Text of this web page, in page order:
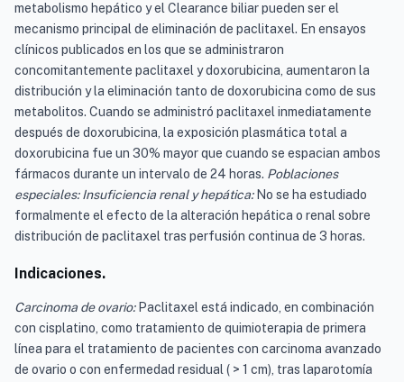
metabolismo hepático y el Clearance biliar pueden ser el
mecanismo principal de eliminación de paclitaxel. En ensayos
clínicos publicados en los que se administraron
concomitantemente paclitaxel y doxorubicina, aumentaron la
distribución y la eliminación tanto de doxorubicina como de sus
metabolitos. Cuando se administró paclitaxel inmediatamente
después de doxorubicina, la exposición plasmática total a
doxorubicina fue un 30% mayor que cuando se espacian ambos
fármacos durante un intervalo de 24 horas. Poblaciones
especiales: Insuficiencia renal y hepática: No se ha estudiado
formalmente el efecto de la alteración hepática o renal sobre
distribución de paclitaxel tras perfusión continua de 3 horas.
Indicaciones.
Carcinoma de ovario: Paclitaxel está indicado, en combinación
con cisplatino, como tratamiento de quimioterapia de primera
línea para el tratamiento de pacientes con carcinoma avanzado
de ovario o con enfermedad residual ( > 1 cm), tras laparotomía